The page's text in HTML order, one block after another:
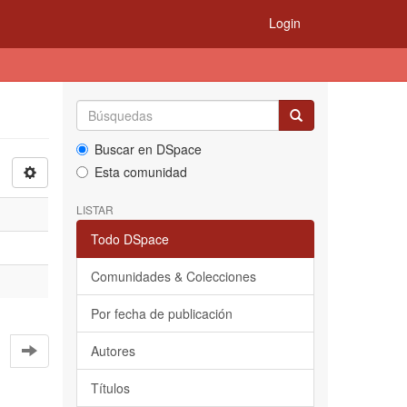
Login
Buscar en DSpace
Esta comunidad
LISTAR
Todo DSpace
Comunidades & Colecciones
Por fecha de publicación
Autores
Títulos